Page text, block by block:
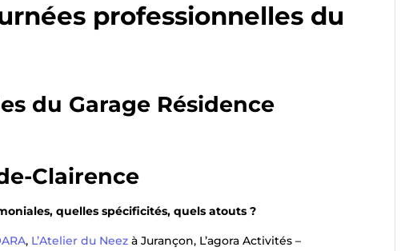
professionnelles du
du Garage Résidence
Clairence
quelles spécificités, quels atouts ?
, L’Atelier du Neez à Jurançon, L’agora Activités –